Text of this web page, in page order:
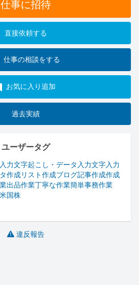
仕事に招待
直接依頼する
仕事の相談をする
お気に入り追加
過去実績
ユーザータグ
力文字起こし・データ入力文字入力
作成リスト作成ブログ記事作成作成
出品作業丁寧な作業簡単事務作業
米国株
違反報告